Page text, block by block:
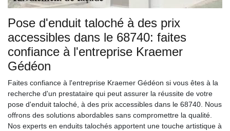
Pose d'enduit taloché à des prix
accessibles dans le 68740: faites
confiance à l'entreprise Kraemer
Gédéon
Faites confiance à l'entreprise Kraemer Gédéon si vous êtes à la
recherche d'un prestataire qui peut assurer la réussite de votre
pose d'enduit taloché, à des prix accessibles dans le 68740. Nous
offrons des solutions abordables sans compromettre la qualité.
Nos experts en enduits talochés apportent une touche artistique à